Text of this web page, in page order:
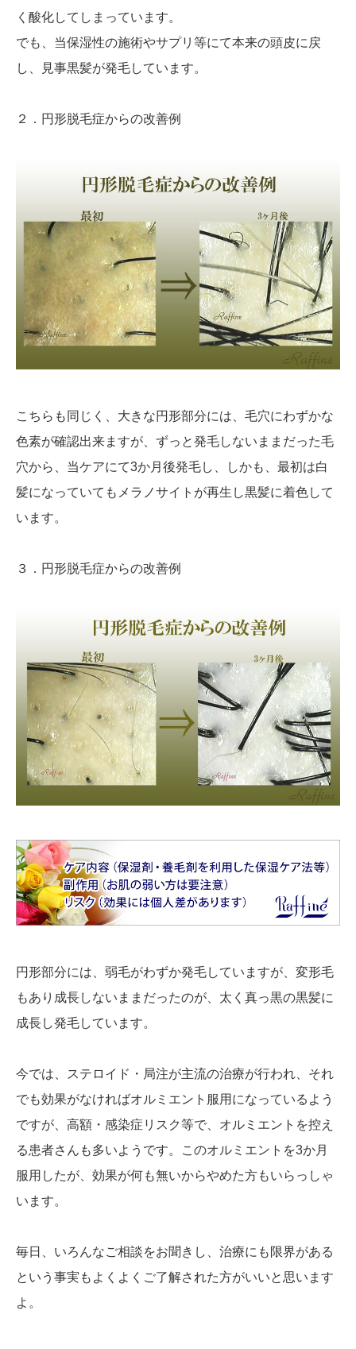
く酸化してしまっています。
でも、当保湿性の施術やサプリ等にて本来の頭皮に戻
し、見事黒髪が発毛しています。
２．円形脱毛症からの改善例
こちらも同じく、大きな円形部分には、毛穴にわずかな
色素が確認出来ますが、ずっと発毛しないままだった毛
穴から、当ケアにて3か月後発毛し、しかも、最初は白
髪になっていてもメラノサイトが再生し黒髪に着色して
います。
３．円形脱毛症からの改善例
円形部分には、弱毛がわずか発毛していますが、変形毛
もあり成長しないままだったのが、太く真っ黒の黒髪に
成長し発毛しています。
今では、ステロイド・局注が主流の治療が行われ、それ
でも効果がなければオルミエント服用になっているよう
ですが、高額・感染症リスク等で、オルミエントを控え
る患者さんも多いようです。このオルミエントを3か月
服用したが、効果が何も無いからやめた方もいらっしゃ
います。
毎日、いろんなご相談をお聞きし、治療にも限界がある
という事実もよくよくご了解された方がいいと思います
よ。